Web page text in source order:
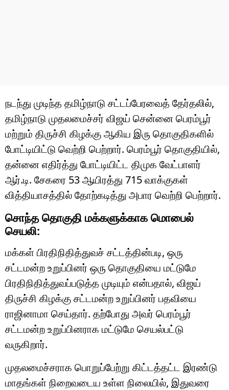
நடந்து முடிந்த தமிழ்நாடு சட்டப்பேரவைத் தேர்தலில்,
தமிழ்நாடு முதலமைச்சர் விஜய் சென்னை பெரம்பூர்
மற்றும் திருச்சி கிழக்கு ஆகிய இரு தொகுதிகளில்
போட்டியிட்டு வெற்றி பெற்றார். பெரம்பூர் தொகுதியில்,
தன்னை எதிர்த்து போட்டியிட்ட திமுக வேட்பாளர்
ஆர்.டி. சேகரை 53 ஆயிரத்து 715 வாக்குகள்
வித்தியாசத்தில் தோற்கடித்து அபார வெற்றி பெற்றார்.
சொந்த தொகுதி மக்களுக்காக மொபைல்
செயலி:
மக்கள் பிரதிநிதித்துவச் சட்டத்தின்படி, ஒரு
சட்டமன்ற உறுப்பினர் ஒரு தொகுதியை மட்டுமே
பிரதிநிதித்துவப்படுத்த முடியும் என்பதால், விஜய்
திருச்சி கிழக்கு சட்டமன்ற உறுப்பினர் பதவியை
ராஜினாமா செய்தார். தற்போது அவர் பெரம்பூர்
சட்டமன்ற உறுப்பினராக மட்டுமே செயல்பட்டு
வருகிறார்.
முதலமைச்சராக பொறுப்பேற்று கிட்டத்தட்ட இரண்டு
மாதங்கள் நிறைவடைய உள்ள நிலையில், இதுவரை